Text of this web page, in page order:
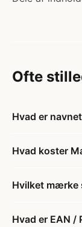
Ofte
Hvad er
Hvad koster
Hvilket mærke
Hvad er EAN